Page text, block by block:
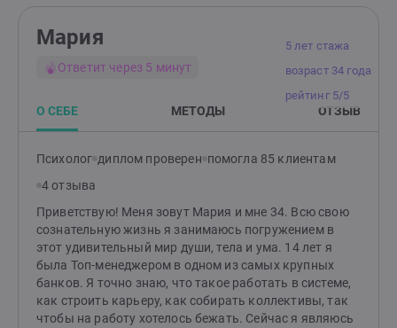
следующий этап моей работы. Я остаюсь с вами до
очень бережно, всегда способна принять всю вашу
боль, сомнения, негативные мысли и чувства. В моей
профессиональной этике в правилах -
конфиденциальность и безоценочность.
5 лет стажа
возраст 34 года
рейтинг 5/5
Мария
Ответит через 5 минут
О СЕБЕ МЕТОДЫ ОТЗЫВ
Психолог диплом проверен помогла 85 клиентам
4 отзыва
Приветствую! Меня зовут Мария и мне 34. Всю свою
сознательную жизнь я занимаюсь погружением в
этот удивительный мир души, тела и ума. 14 лет я
была Топ-менеджером в одном из самых крупных
банков. Я точно знаю, что такое работать в системе,
как строить карьеру, как собирать коллективы, так
чтобы на работу хотелось бежать. Сейчас я являюсь